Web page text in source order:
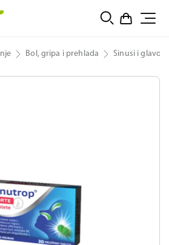
Bol, gripa i prehlada Sinusi i